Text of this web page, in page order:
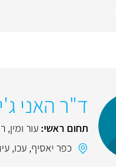
ד"ר האני
תחום ראשי: עור ומין,
כפר יאסיף, עכו,